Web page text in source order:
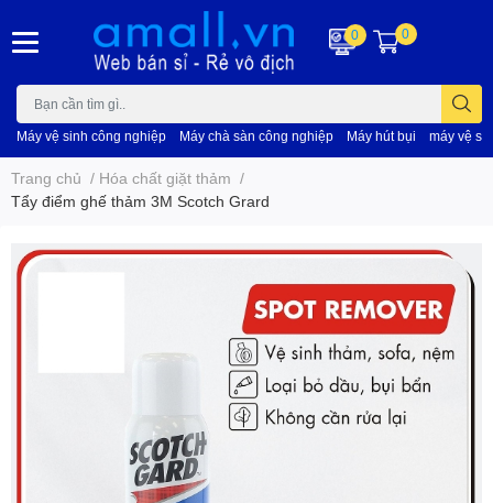
Máy vệ sinh công nghiệp Máy chà sàn công nghiệp Máy hút bụi máy vệ
0 0
Trang chủ / Hóa chất giặt thảm /
Tẩy điểm ghế thảm 3M Scotch Grard